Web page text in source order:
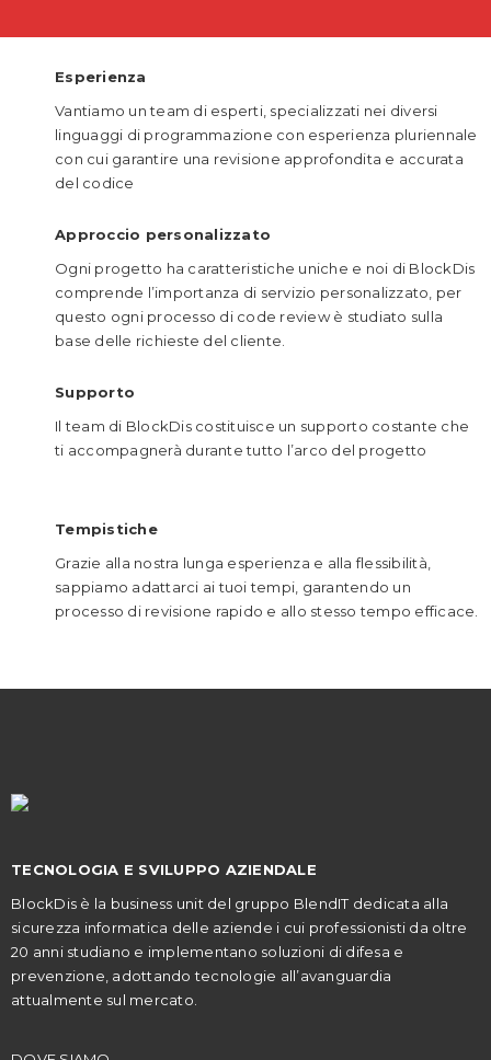
Esperienza
Vantiamo un team di esperti, specializzati nei diversi
linguaggi di programmazione con esperienza pluriennale
con cui garantire una revisione approfondita e accurata
del codice
Approccio personalizzato
Ogni progetto ha caratteristiche uniche e noi di BlockDis
comprende l’importanza di servizio personalizzato, per
questo ogni processo di code review è studiato sulla
base delle richieste del cliente.
Supporto
Il team di BlockDis costituisce un supporto costante che
ti accompagnerà durante tutto l’arco del progetto
Tempistiche
Grazie alla nostra lunga esperienza e alla flessibilità,
sappiamo adattarci ai tuoi tempi, garantendo un
processo di revisione rapido e allo stesso tempo efficace.
TECNOLOGIA E SVILUPPO AZIENDALE
BlockDis è la business unit del gruppo BlendIT dedicata alla
sicurezza informatica delle aziende i cui professionisti da oltre
20 anni studiano e implementano soluzioni di difesa e
prevenzione, adottando tecnologie all’avanguardia
attualmente sul mercato.